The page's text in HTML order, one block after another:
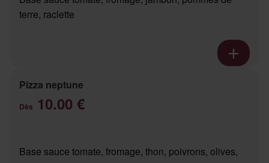
terre, raclette
Pizza neptune
Dès 10.00 €
Base sauce tomate, fromage, thon, poivrons, olives,